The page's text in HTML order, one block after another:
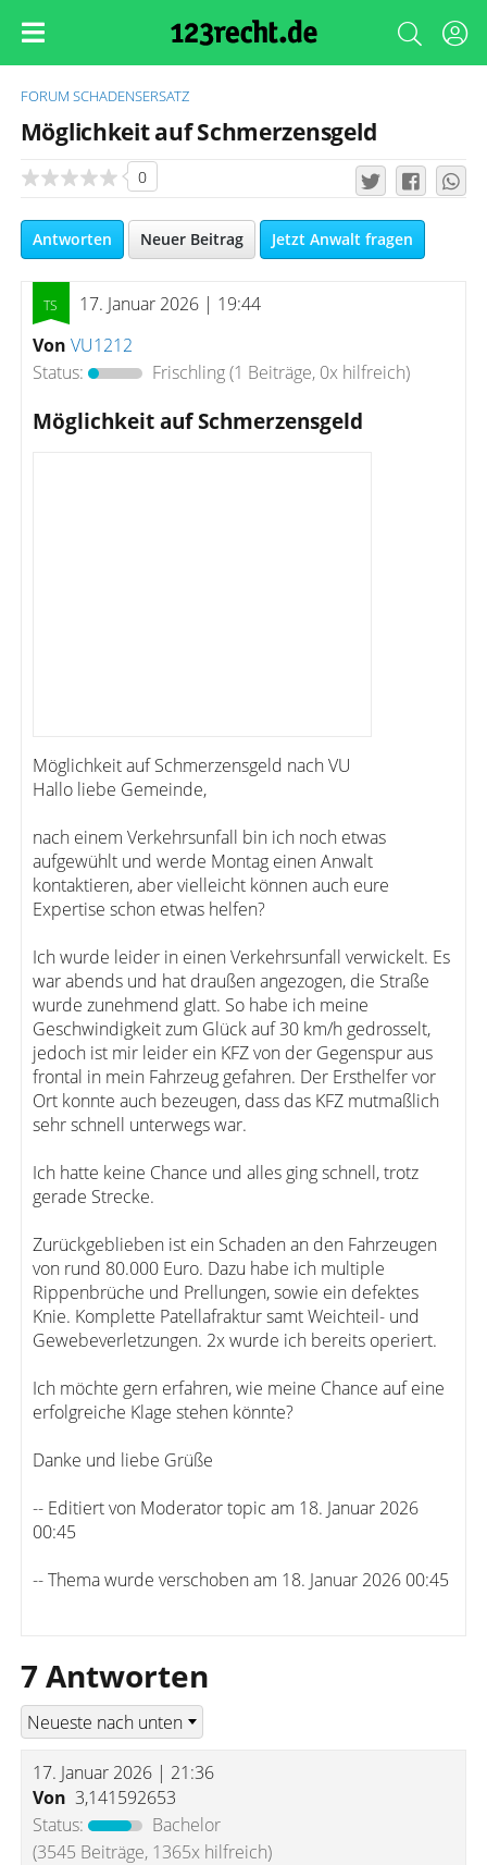
FORUM SCHADENSERSATZ
Möglichkeit auf Schmerzensgeld
0
Antworten Neuer Beitrag Jetzt Anwalt fragen
17. Januar 2026 | 19:44
Von VU1212
Status:
Frischling(1 Beiträge, 0x hilfreich)
Möglichkeit auf Schmerzensgeld
Möglichkeit auf Schmerzensgeld nach VU
Hallo liebe Gemeinde,
nach einem Verkehrsunfall bin ich noch etwas
aufgewühlt und werde Montag einen Anwalt
kontaktieren, aber vielleicht können auch eure
Expertise schon etwas helfen?
Ich wurde leider in einen Verkehrsunfall verwickelt. Es
war abends und hat draußen angezogen, die Straße
wurde zunehmend glatt. So habe ich meine
Geschwindigkeit zum Glück auf 30 km/h gedrosselt,
jedoch ist mir leider ein KFZ von der Gegenspur aus
frontal in mein Fahrzeug gefahren. Der Ersthelfer vor
Ort konnte auch bezeugen, dass das KFZ mutmaßlich
sehr schnell unterwegs war.
Ich hatte keine Chance und alles ging schnell, trotz
gerade Strecke.
Zurückgeblieben ist ein Schaden an den Fahrzeugen
von rund 80.000 Euro. Dazu habe ich multiple
Rippenbrüche und Prellungen, sowie ein defektes
Knie. Komplette Patellafraktur samt Weichteil- und
Gewebeverletzungen. 2x wurde ich bereits operiert.
Ich möchte gern erfahren, wie meine Chance auf eine
erfolgreiche Klage stehen könnte?
Danke und liebe Grüße
-- Editiert von Moderator topic am 18. Januar 2026
00:45
-- Thema wurde verschoben am 18. Januar 2026 00:45
7 Antworten
17. Januar 2026 | 21:36
Von 3,141592653
Status:
Bachelor
(3545 Beiträge, 1365x hilfreich)